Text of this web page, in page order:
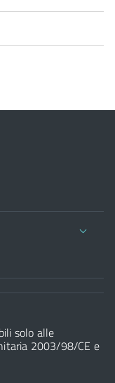
solo alle
2003/98/CE e